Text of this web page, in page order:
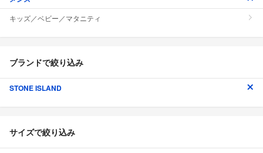
キッズ／ベビー／マタニティ
ブランドで絞り込み
STONE ISLAND
サイズで絞り込み